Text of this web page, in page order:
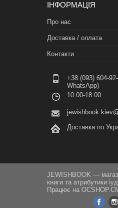
ІНФОРМАЦІЯ
Про нас
Доставка / оплата
Контакти
+38 (093) 604-
WhatsApp)
10:00-18:00
Доставка по
JEWISHBOOK —
книги та атрибутики
Працює на